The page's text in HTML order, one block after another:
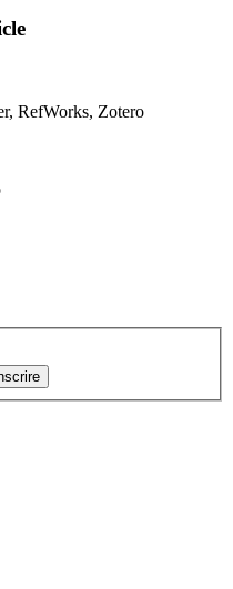
RefWorks, Zotero